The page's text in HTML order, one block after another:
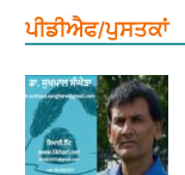
ਪੀਡੀਐਫ/ਪੁਸਤਕਾਂ